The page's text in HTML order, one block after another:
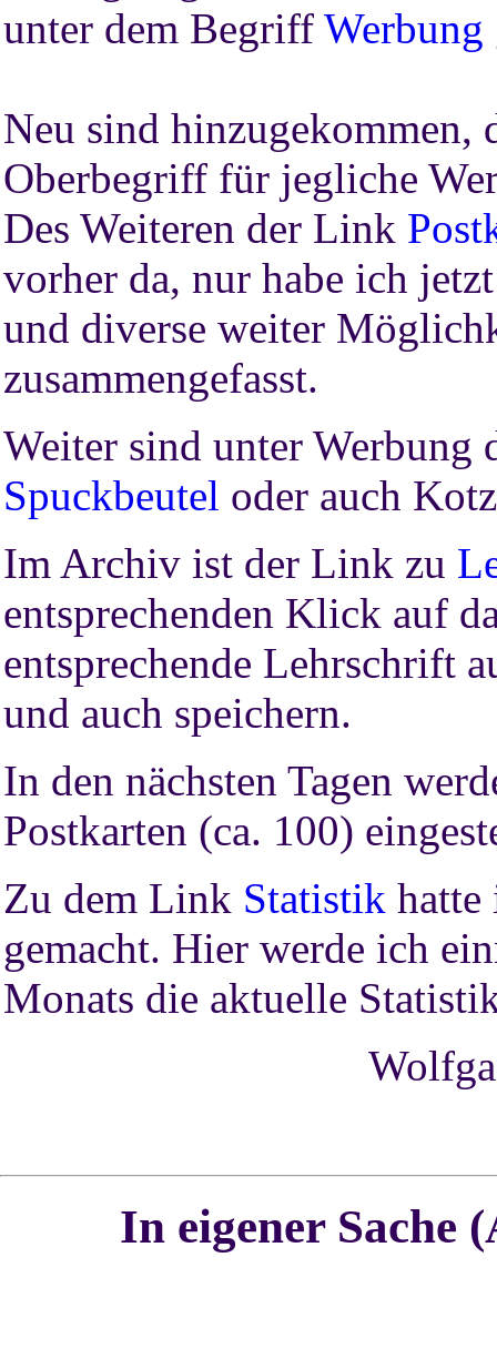
unter dem Begriff Werbung
Neu sind hinzugekommen,
Oberbegriff für jegliche
Des Weiteren der Link
vorher da, nur habe ich
und diverse weiter
zusammengefasst.
Weiter sind unter
Spuckbeutel oder auch
Im Archiv ist der Link zu
entsprechenden Klick auf
entsprechende Lehrschrift
und auch speichern.
In den nächsten Tagen
Postkarten (ca. 100)
Zu dem Link Statistik hatte
gemacht. Hier werde ich
Monats die aktuelle
In eigener Sache